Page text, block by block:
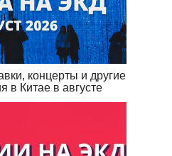
концерты и другие
в Китае в августе